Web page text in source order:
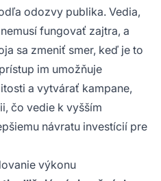
odozvy publika. Vedia,
fungovať zajtra, a
sa zmeniť smer, keď je to
im umožňuje
a vytvárať kampane,
čo vedie k vyšším
návratu investícií pre
výkonu